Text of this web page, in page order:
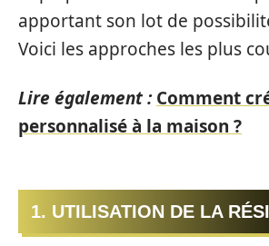
apportant son lot de
Voici les approches les plus
Lire également : Comment
personnalisé à la maison ?
1. UTILISATION DE LA